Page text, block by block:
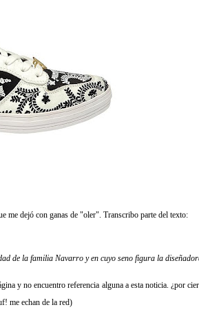
me dejó con ganas de "oler". Transcribo parte del texto:
de la familia Navarro y en cuyo seno figura la
y no encuentro referencia alguna a esta noticia. ¿por
me echan de la red)